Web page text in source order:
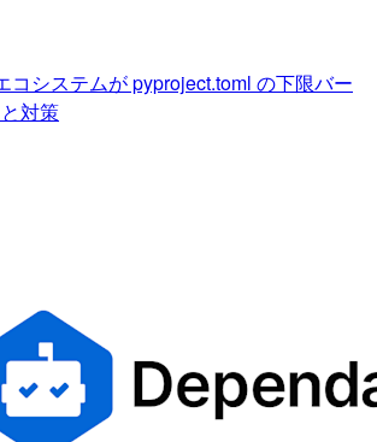
コシステムが pyproject.toml の下限バー
対策